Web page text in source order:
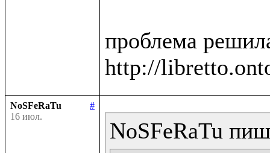
проблема
NoSFeRaTu
#
16 июл.